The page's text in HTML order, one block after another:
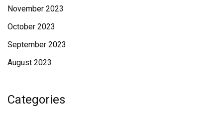
November 2023
October 2023
September 2023
August 2023
Categories